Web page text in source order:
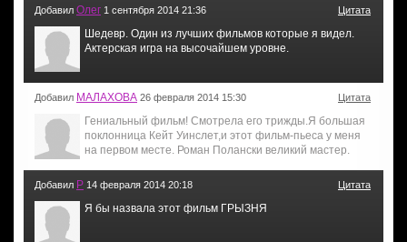
Добавил Олег 1 сентября 2014 21:36 Цитата
Шедевр. Один из лучших фильмов которые я видел.
Актерская игра на высочайшем уровне.
Добавил МАЛАХОВА 26 февраля 2014 15:30 Цитата
Гениальный фильм! Смотрела его трижды.Я большая
поклонница Кейт Уинслет,и этот фильм-пьеса у меня
на первом месте. Роман Полански великий мастер.
Добавил Р 14 февраля 2014 20:18 Цитата
Я бы назвала этот фильм ГРЫЗНЯ